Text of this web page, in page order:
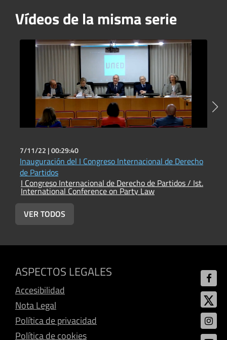
Vídeos de la misma serie
7/11/22 |00:29:40
Inauguración del I Congreso Internacional de Derecho
de Partidos
I Congreso Internacional de Derecho de Partidos / Ist.
International Conference on Party Law
VER TODOS
ASPECTOS LEGALES
Accesibilidad
Nota Legal
Política de privacidad
Política de cookies